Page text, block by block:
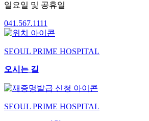
일요일 및 공휴일
041.567.1111
SEOUL PRIME HOSPITAL
오시는 길
SEOUL PRIME HOSPITAL